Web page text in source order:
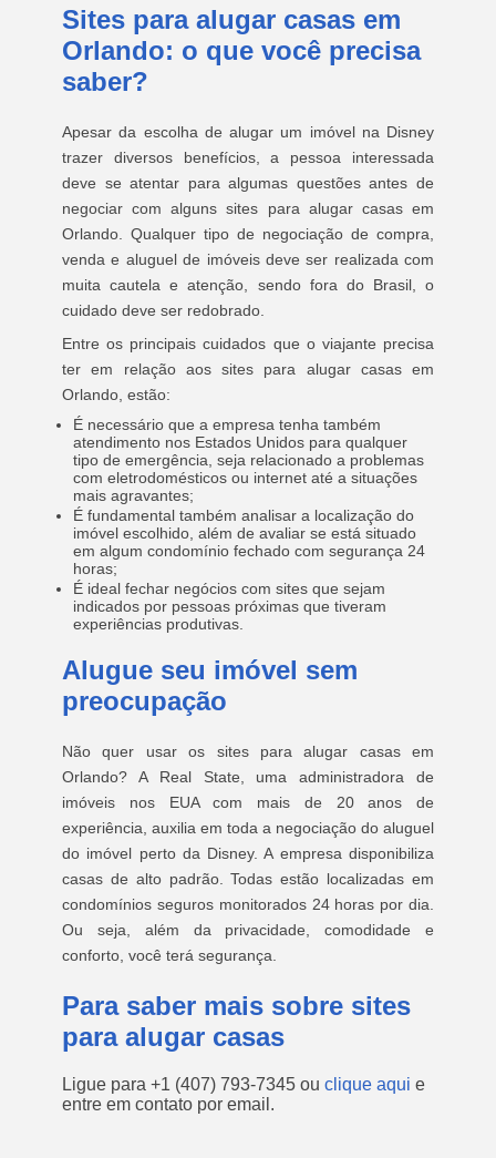
Sites para alugar casas em
Orlando: o que você precisa
saber?
Apesar da escolha de alugar um imóvel na Disney
trazer diversos benefícios, a pessoa interessada
deve se atentar para algumas questões antes de
negociar com alguns sites para alugar casas em
Orlando. Qualquer tipo de negociação de compra,
venda e aluguel de imóveis deve ser realizada com
muita cautela e atenção, sendo fora do Brasil, o
cuidado deve ser redobrado.
Entre os principais cuidados que o viajante precisa
ter em relação aos sites para alugar casas em
Orlando, estão:
É necessário que a empresa tenha também
atendimento nos Estados Unidos para qualquer
tipo de emergência, seja relacionado a problemas
com eletrodomésticos ou internet até a situações
mais agravantes;
É fundamental também analisar a localização do
imóvel escolhido, além de avaliar se está situado
em algum condomínio fechado com segurança 24
horas;
É ideal fechar negócios com sites que sejam
indicados por pessoas próximas que tiveram
experiências produtivas.
Alugue seu imóvel sem
preocupação
Não quer usar os sites para alugar casas em
Orlando? A Real State, uma administradora de
imóveis nos EUA com mais de 20 anos de
experiência, auxilia em toda a negociação do aluguel
do imóvel perto da Disney. A empresa disponibiliza
casas de alto padrão. Todas estão localizadas em
condomínios seguros monitorados 24 horas por dia.
Ou seja, além da privacidade, comodidade e
conforto, você terá segurança.
Para saber mais sobre sites
para alugar casas
Ligue para +1 (407) 793-7345 ou clique aqui e
entre em contato por email.